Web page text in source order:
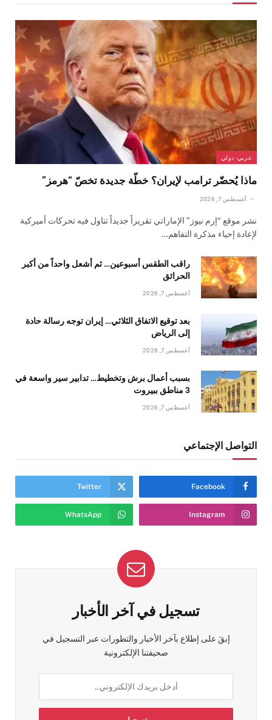
عربي- دولي
ماذا يُحضّر ترامب لإيران؟ خطّة جديدة تخصّ “هرمز”
أغسطس 7, 2026
نشر موقع “إرم نيوز” الإماراتي تقريراً جديداً تناول فيه تحركات أميركية
لإعادة إحياء مذكرة التفاهم…
راقب الطقس أسبوعين… ثم أشعل واحداً من أكبر
الحرائق
أغسطس 7, 2026
بعد توقيع الاتفاق الثلاثي… إيران توجه رسالة حادة
إلى الرياض
أغسطس 7, 2026
بسبب أعمال برش وتخطيط… تدابير سير واسعة في
3 مناطق ببيروت
أغسطس 7, 2026
التواصل الإجتماعي
Facebook
Twitter
Instagram
WhatsApp
تسجيل في آخر الأخبار
إبقَ على إطلاع بآخر الأخبار والتطورات عبر التسجيل في
صحيفتنا الإلكترونية